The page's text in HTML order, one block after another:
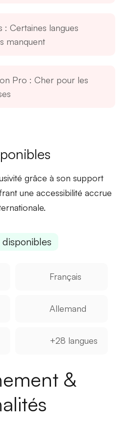
: Certaines langues
manquent
Pro : Cher pour les
grâce à sonsupport
une accessibilité accrue
Français
Allemand
+28 langues
&